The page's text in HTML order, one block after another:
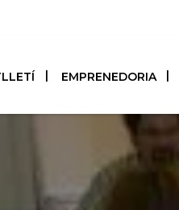
EMPRENEDORIA